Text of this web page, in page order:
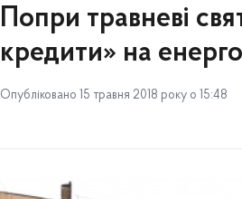
Попри травневі
кредити» на
Опубліковано 15 травня 2018 року о 15:48